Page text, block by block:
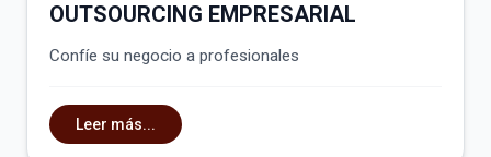
OUTSOURCING EMPRESARIAL
Confíe su negocio a profesionales
Leer más...